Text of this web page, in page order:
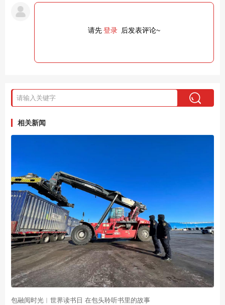
请先登录 后发表评论~
相关新闻
包融阅时光︱世界读书日 在包头聆听书里的故事